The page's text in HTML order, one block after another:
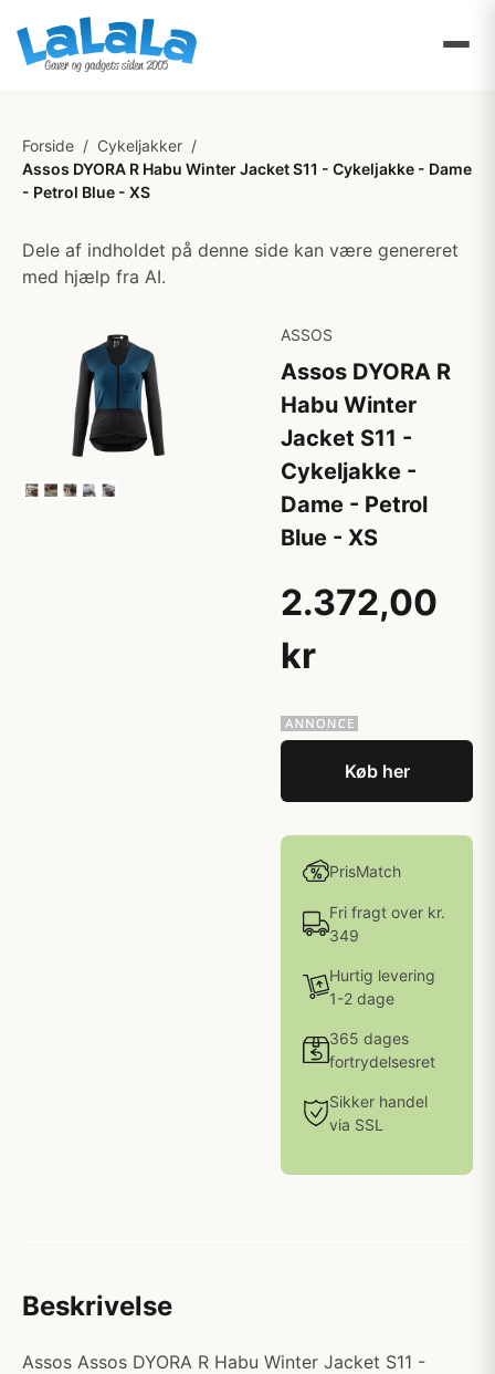
Forside / Cykeljakker /
Assos DYORA R Habu Winter Jacket S11 - Cykeljakke - Dame
- Petrol Blue - XS
Dele af indholdet på denne side kan være genereret
med hjælp fra AI.
ASSOS
Assos DYORA R
Habu Winter
Jacket S11 -
Cykeljakke -
Dame - Petrol
Blue - XS
2.372,00
kr
Køb her
PrisMatch
Fri fragt over kr.
349
Hurtig levering
1-2 dage
365 dages
fortrydelsesret
Sikker handel
via SSL
Beskrivelse
Assos Assos DYORA R Habu Winter Jacket S11 -